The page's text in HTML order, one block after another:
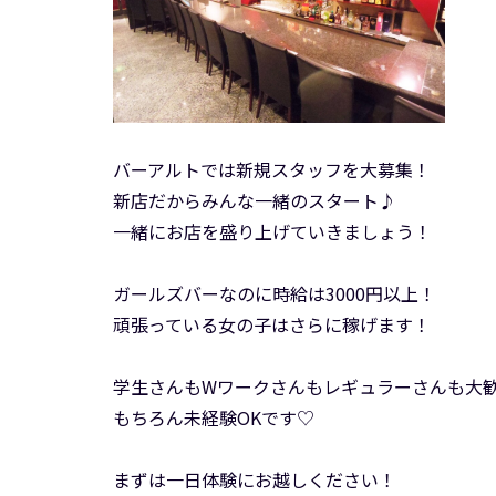
バーアルトでは新規スタッフを大募集！
新店だからみんな一緒のスタート♪
一緒にお店を盛り上げていきましょう！
ガールズバーなのに時給は3000円以上！
頑張っている女の子はさらに稼げます！
学生さんもWワークさんもレギュラーさんも大
もちろん未経験OKです♡
まずは一日体験にお越しください！